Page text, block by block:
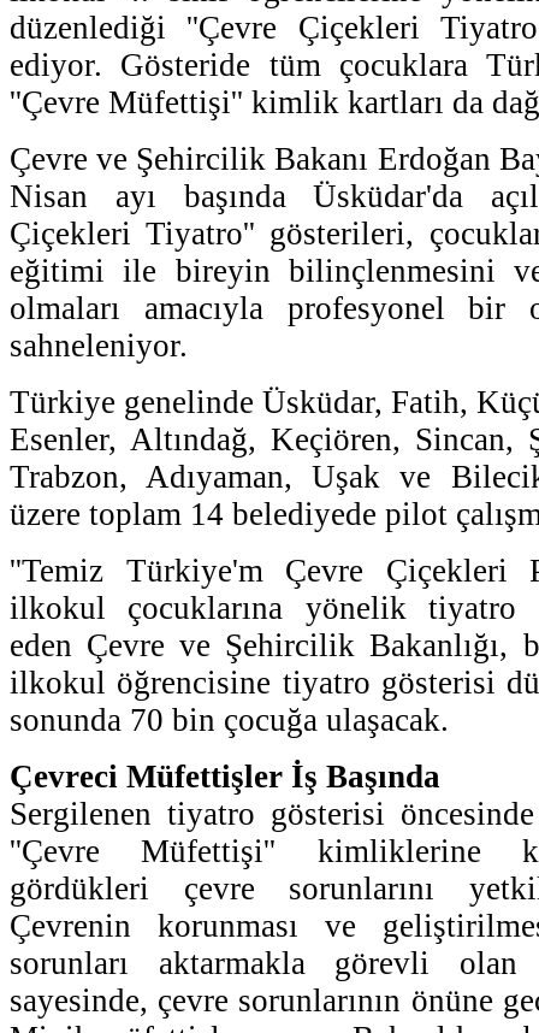
düzenlediği ''Çevre Çiçekleri
ediyor. Gösteride tüm çocuklara
''Çevre Müfettişi'' kimlik kartları da
Çevre ve Şehircilik Bakanı Erdoğan
Nisan ayı başında Üsküdar'da
Çiçekleri Tiyatro'' gösterileri,
eğitimi ile bireyin bilinçlenmesini
olmaları amacıyla profesyonel bir
sahneleniyor.
Türkiye genelinde Üsküdar, Fatih,
Esenler, Altındağ, Keçiören, Sincan,
Trabzon, Adıyaman, Uşak ve
üzere toplam 14 belediyede pilot
''Temiz Türkiye'm Çevre Çiçekleri
ilkokul çocuklarına yönelik tiyatro
eden Çevre ve Şehircilik Bakanlığı,
ilkokul öğrencisine tiyatro gösterisi
sonunda 70 bin çocuğa ulaşacak.
Çevreci Müfettişler İş Başında
Sergilenen tiyatro gösterisi
''Çevre Müfettişi'' kimliklerine
gördükleri çevre sorunlarını
Çevrenin korunması ve
sorunları aktarmakla görevli olan
sayesinde, çevre sorunlarının önüne